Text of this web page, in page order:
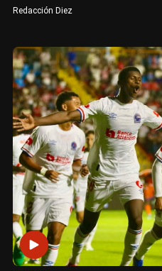
Redacción Diez